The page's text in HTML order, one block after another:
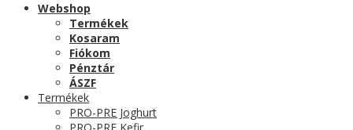
Webshop
Termékek
Kosaram
Fiókom
Pénztár
ÁSZF
Termékek
PRO-PRE Joghurt